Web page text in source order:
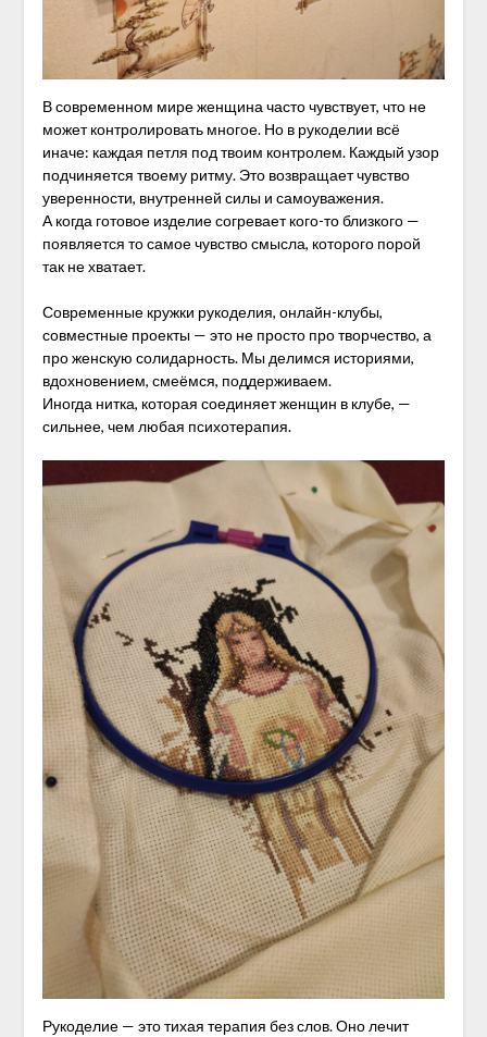
В современном мире женщина часто чувствует, что не
может контролировать многое. Но в рукоделии всё
иначе: каждая петля под твоим контролем. Каждый узор
подчиняется твоему ритму. Это возвращает чувство
уверенности, внутренней силы и самоуважения.
А когда готовое изделие согревает кого-то близкого —
появляется то самое чувство смысла, которого порой
так не хватает.
Современные кружки рукоделия, онлайн-клубы,
совместные проекты — это не просто про творчество, а
про женскую солидарность. Мы делимся историями,
вдохновением, смеёмся, поддерживаем.
Иногда нитка, которая соединяет женщин в клубе, —
сильнее, чем любая психотерапия.
Рукоделие — это тихая терапия без слов. Оно лечит